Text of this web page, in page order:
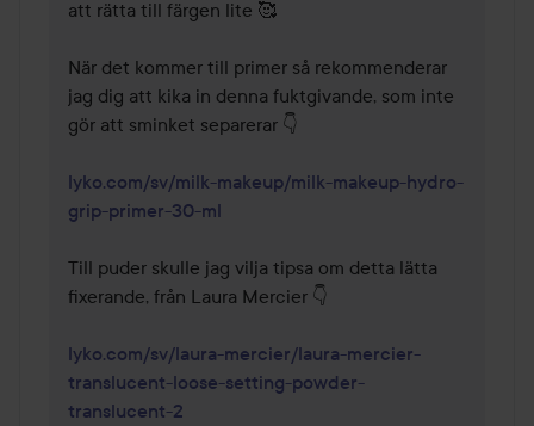
att rätta till färgen lite 🥰
När det kommer till primer så rekommenderar
jag dig att kika in denna fuktgivande, som inte
gör att sminket separerar 👇
lyko.com/sv/milk-makeup/milk-makeup-hydro-
grip-primer-30-ml
Till puder skulle jag vilja tipsa om detta lätta
fixerande, från Laura Mercier 👇
lyko.com/sv/laura-mercier/laura-mercier-
translucent-loose-setting-powder-
translucent-2